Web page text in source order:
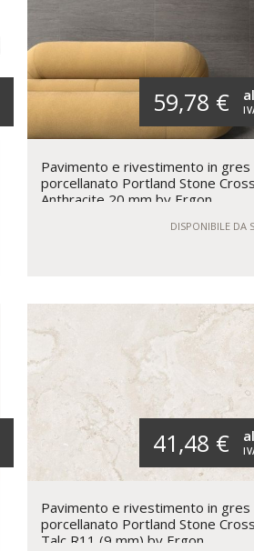
59,78 €
Pavimento e rivestimento in gres
porcellanato Portland Stone
Anthracite 20 mm by Ergon
DISPONIBILE DA
41,48 €
Pavimento e rivestimento in gres
porcellanato Portland Stone
Talc R11 (9 mm) by Ergon